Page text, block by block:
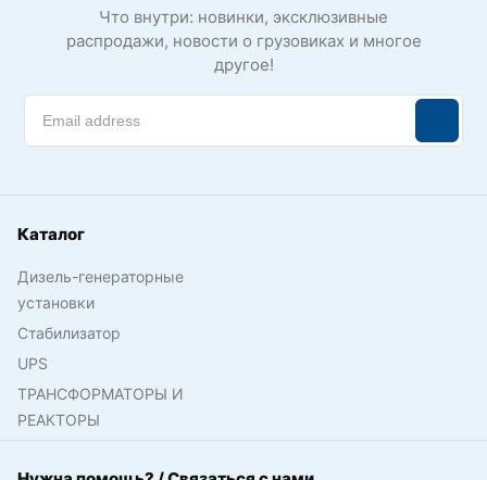
Что внутри: новинки, эксклюзивные
распродажи, новости о грузовиках и многое
другое!
Каталог
Дизель-генераторные
установки
Стабилизатор
UPS
ТРАНСФОРМАТОРЫ И
РЕАКТОРЫ